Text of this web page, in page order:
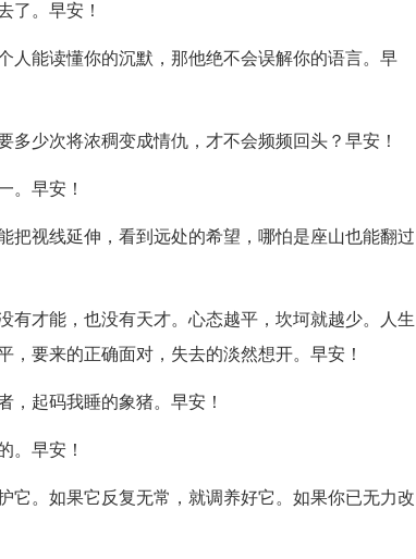
了。早安！
人能读懂你的沉默，那他绝不会误解你的语言。早
少次将浓稠变成情仇，才不会频频回头？早安！
。早安！
把视线延伸，看到远处的希望，哪怕是座山也能翻过
有才能，也没有天才。心态越平，坎坷就越少。人生
要来的正确面对，失去的淡然想开。早安！
，起码我睡的象猪。早安！
。早安！
它。如果它反复无常，就调养好它。如果你已无力改